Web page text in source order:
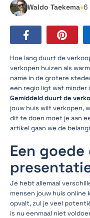
Waldo Taekema•6
Hoe lang duurt de
verkopen huizen als
name in de grotere
een regio ligt wat minder
Gemiddeld duurt de
jouw huis wilt verkopen,
dit te doen moet je aan
artikel gaan we de
Een
Je hebt allemaal
mensen jouw huis online
opvalt, zul je veel
is nu eenmaal niet